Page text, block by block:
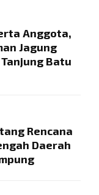
Anggota,
Jagung
Batu
Rencana
Daerah